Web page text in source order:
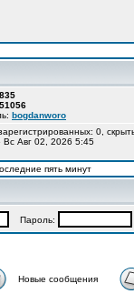
bogdanworo
зарегистрированных: 0,
Вс Авг 02, 2026 5:45
пять минут
Пароль:
Новые сообщения